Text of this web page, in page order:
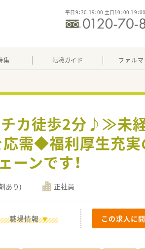
平日9：30-19：00 土日10：00-19：00
集 転職ガイド ファル
チカ徒歩2分♪≫未
需◆福利厚生充実
ーンです！
あり) 正社員
職場情報 この求人に